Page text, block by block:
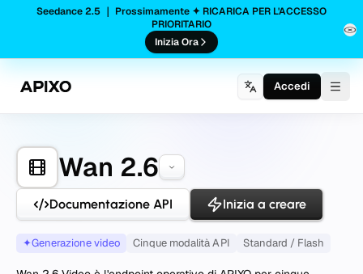
Seedance 2.5 ｜ Prossimamente ✦ RICARICA PER L'ACCESSO
PRIORITARIO
Inizia Ora
Accedi
Wan 2.6
Documentazione API Inizia a creare
✦Generazione video Cinque modalità API Standard / Flash